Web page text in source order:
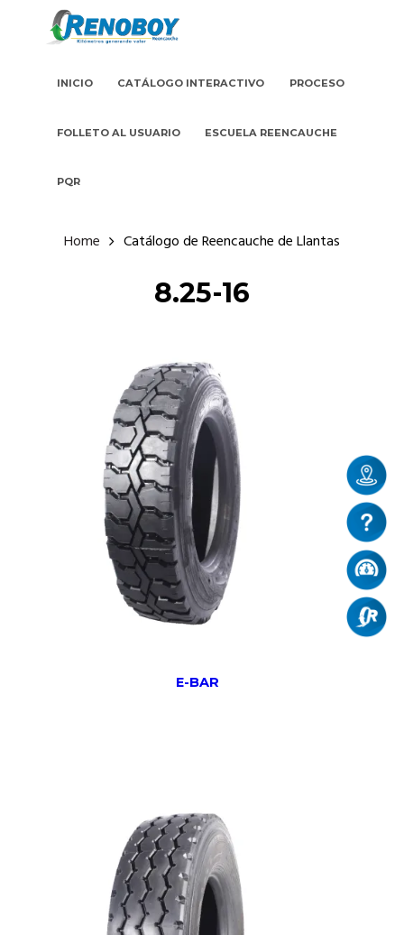
INICIO CATÁLOGO INTERACTIVO PROCESO
FOLLETO AL USUARIO ESCUELA REENCAUCHE
PQR
Home Catálogo de Reencauche de Llantas
8.25-16
E-BAR